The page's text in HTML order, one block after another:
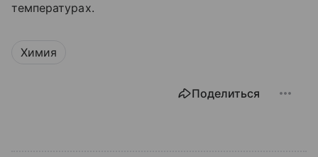
температурах.
Химия
Поделиться